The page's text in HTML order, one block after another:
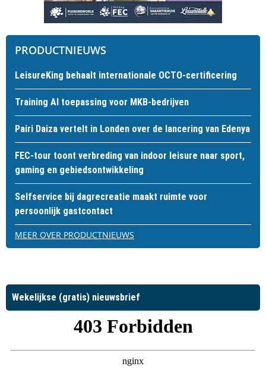
PRODUCTNIEUWS
LeisureKing behaalt internationale OCTO-certificering
Training AI toepassing voor MKB-bedrijven
Pairi Daiza vertelt in Londen over de lancering van Edenya
FEC-tour toont verbreding van indoor leisure naar sport,
gaming en gebiedsontwikkeling
Selfservice bij dagrecreatie maakt ruimte voor
persoonlijk gastcontact
MEER OVER PRODUCTNIEUWS
Wekelijkse (gratis) nieuwsbrief